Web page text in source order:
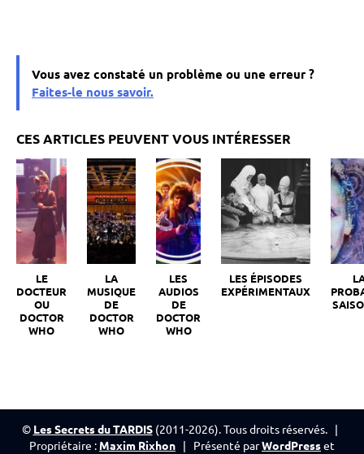
Vous avez constaté un problème ou une erreur ?
Faites-le nous savoir.
LE
DOCTEUR
OU
DOCTOR
WHO
LA
MUSIQUE
DE
DOCTOR
WHO
LES
AUDIOS
DE
DOCTOR
WHO
LES ÉPISODES
EXPÉRIMENTAUX
© Les Secrets du TARDIS(2011-2026). Tous droits réservés. |
Propriétaire : Maxim Rixhon | Présenté parWordPresset